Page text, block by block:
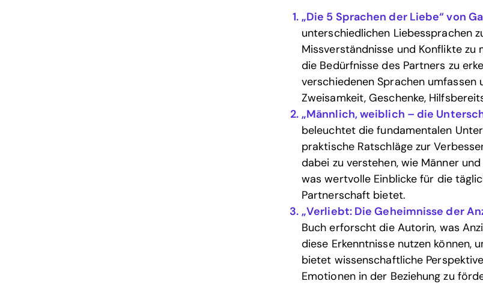
„Die 5 Sprachen der Liebe“ von
unterschiedlichen Liebessprachen
Missverständnisse und Konflikte
die Bedürfnisse des Partners zu
verschiedenen Sprachen
Zweisamkeit, Geschenke,
„Männlich, weiblich – die
beleuchtet die fundamentalen
praktische Ratschläge zur
dabei zu verstehen, wie Männer
was wertvolle Einblicke für die
Partnerschaft bietet.
„Verliebt: Die Geheimnisse der
Buch erforscht die Autorin, was
diese Erkenntnisse nutzen können,
bietet wissenschaftliche
Emotionen in der Beziehung zu